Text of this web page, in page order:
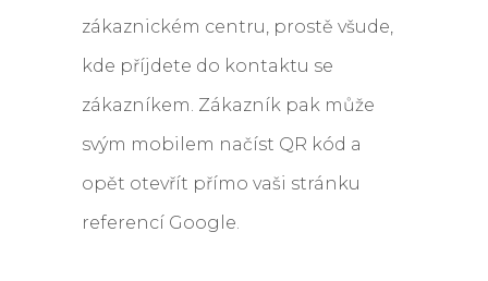
zákaznickém centru, prostě všude,
kde příjdete do kontaktu se
zákazníkem. Zákazník pak může
svým mobilem načíst QR kód a
opět otevřít přímo vaši stránku
referencí Google.